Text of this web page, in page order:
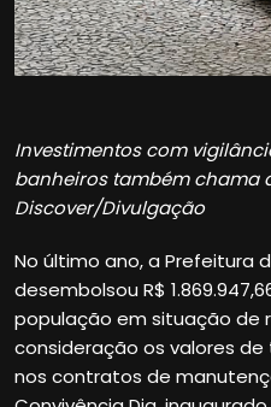
Investimentos com
banheiros também chama
Discover/Divulgação
No último ano, a Prefeitura
desembolsou R$
população em situação de
consideração os valores
nos contratos de